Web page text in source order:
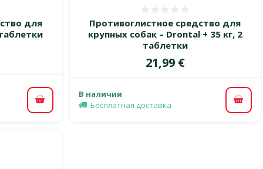
для
В корзину
Противоглистное средство для
крупных собак – Drontal + 35 кг, 2
таблетки
Цена
21,99 €
В наличии
Бесплатная доставка
В